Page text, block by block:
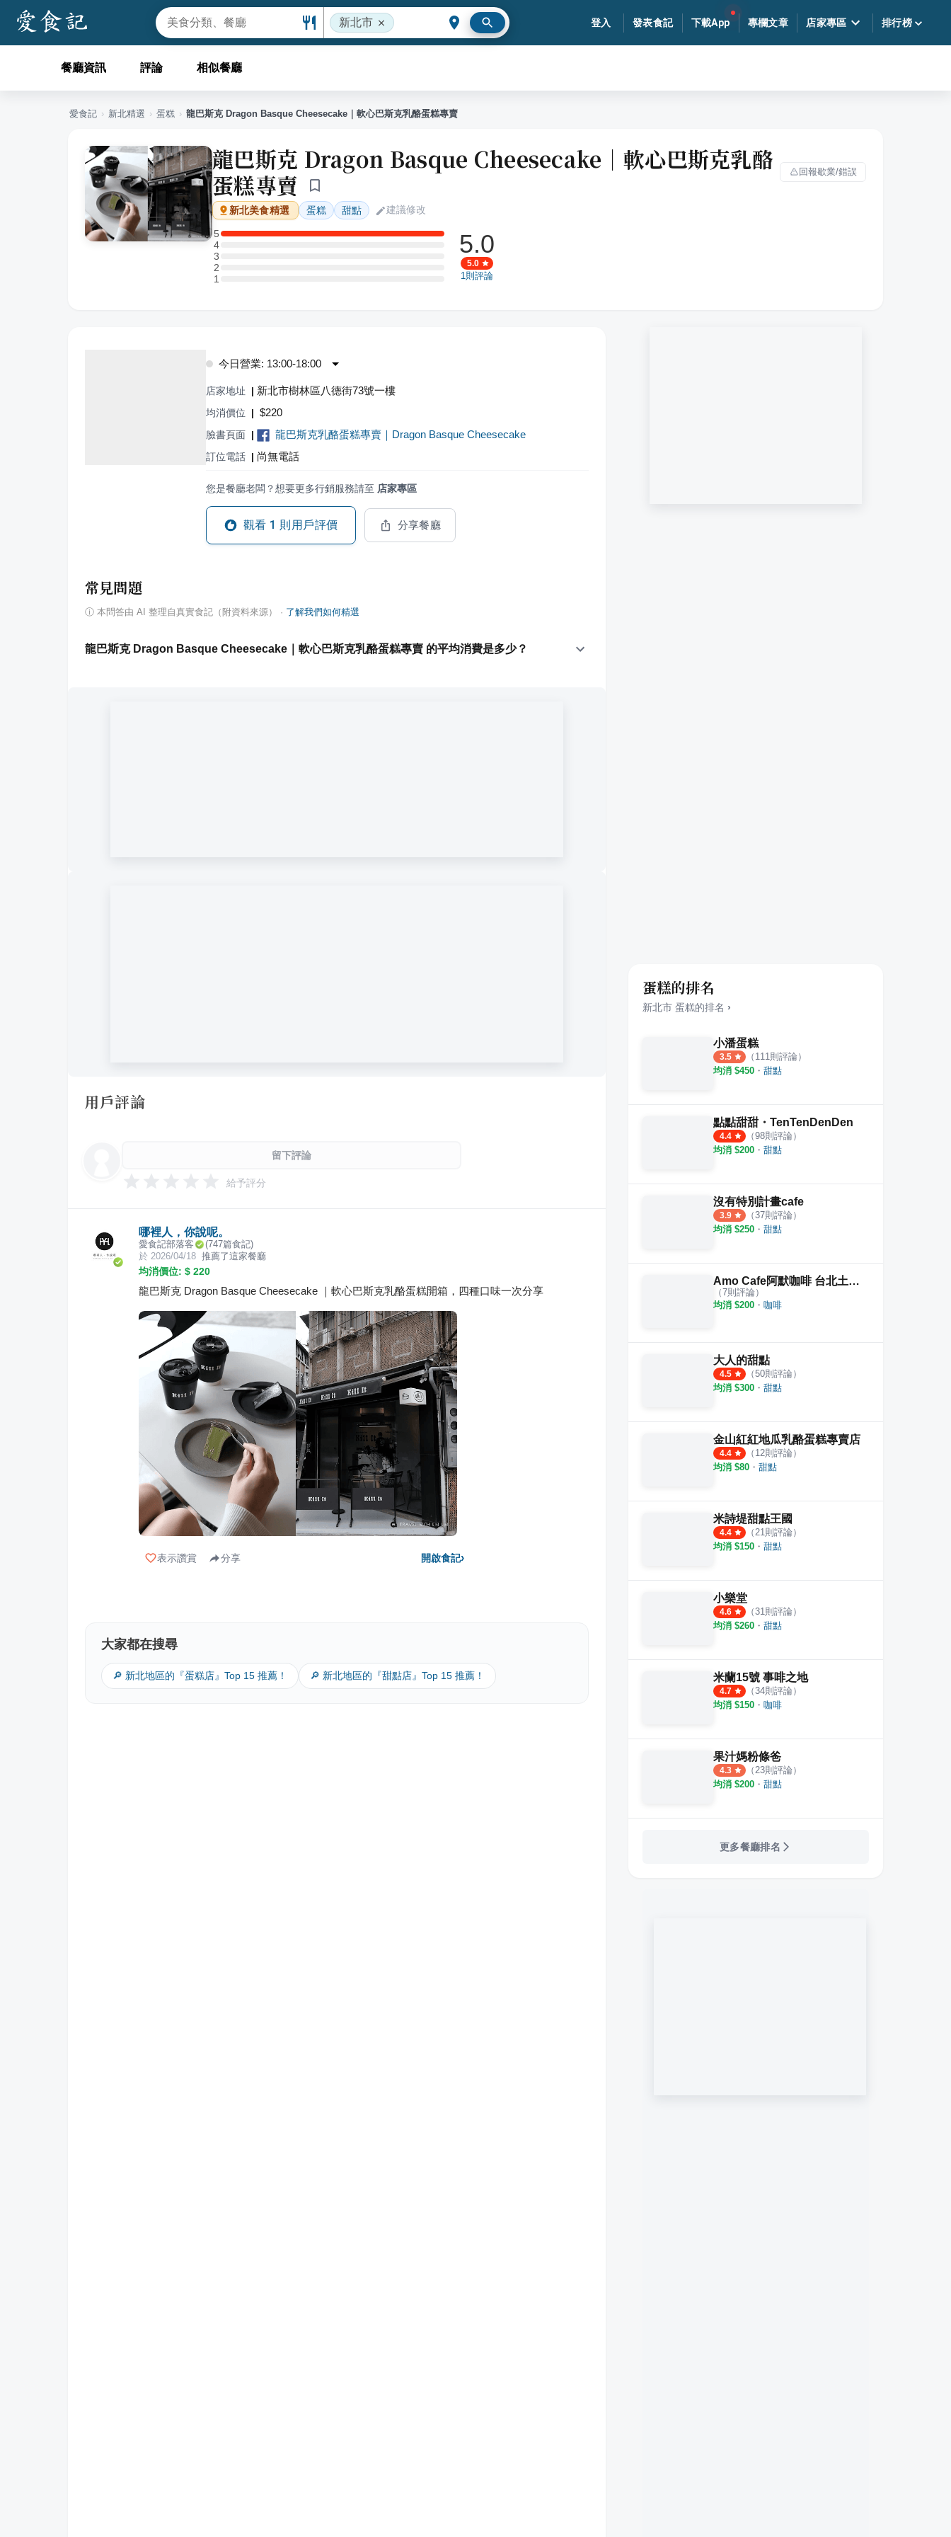
新北市 登入 發表食記 下載App 專欄文章 店家專區 排行榜
餐廳資訊 評論 相似餐廳
愛食記 › 新北精選 › 蛋糕 › 龍巴斯克 Dragon Basque Cheesecake｜軟心巴斯克乳酪蛋糕專賣
龍巴斯克 Dragon Basque Cheesecake｜軟心巴斯克乳酪
蛋糕專賣
回報歇業/錯誤
新北美食精選 蛋糕 甜點 建議修改
5
5 星：1 則評論
4
4 星：0 則評論
3
3 星：0 則評論
2
2 星：0 則評論
11 星：0 則評論
5.0
5.0
1則評論
今日營業: 13:00-18:00
店家地址 | 新北市樹林區八德街73號一樓
均消價位 | $220
臉書頁面 | 龍巴斯克乳酪蛋糕專賣｜Dragon Basque Cheesecake
訂位電話 | 尚無電話
您是餐廳老闆？想要更多行銷服務請至 店家專區
觀看 1 則用戶評價 分享餐廳
常見問題
ⓘ 本問答由 AI 整理自真實食記（附資料來源） · 了解我們如何精選
龍巴斯克 Dragon Basque Cheesecake｜軟心巴斯克乳酪蛋糕專賣 的平均消費是多少？
用戶評論
留下評論
給予評分
哪裡人，你說呢。
愛食記部落客 (747篇食記)
於 2026/04/18 推薦了這家餐廳
均消價位: $ 220
龍巴斯克 Dragon Basque Cheesecake ｜軟心巴斯克乳酪蛋糕開箱，四種口味一次分享
表示讚賞 分享 開啟食記›
大家都在搜尋
🔎 新北地區的『蛋糕店』Top 15 推薦！ 🔎 新北地區的『甜點店』Top 15 推薦！
蛋糕的排名
新北市 蛋糕的排名 ›
小潘蛋糕
3.5 （ 111 則評論）
均消 $450 ・ 甜點
點點甜甜・TenTenDenDen
4.4 （98則評論）
均消 $200 ・ 甜點
沒有特別計畫cafe
3.9 （37則評論）
均消 $250 ・ 甜點
Amo Cafe阿默咖啡 台北土城店
（7則評論）
均消 $200 ・ 咖啡
大人的甜點
4.5 （50則評論）
均消 $300 ・ 甜點
金山紅紅地瓜乳酪蛋糕專賣店
4.4 （ 12則評論）
均消 $80 ・ 甜點
米詩堤甜點王國
4.4 （ 21 則評論）
均消 $150 ・ 甜點
小樂堂
4.6 （31 則評論）
均消 $260 ・ 甜點
米蘭15號 事啡之地
4.7 （34則評論）
均消 $150 ・ 咖啡
果汁媽粉條爸
4.3 （ 23則評論）
均消 $200 ・ 甜點
更多餐廳排名